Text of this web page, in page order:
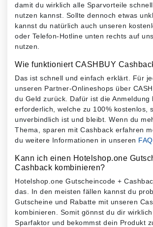
damit du wirklich alle Sparvorteile
nutzen kannst. Sollte dennoch etwas
kannst du natürlich auch unseren
oder Telefon-Hotline unten rechts auf
nutzen.
Wie funktioniert CASHBUY
Das ist schnell und einfach erklärt. Für
unseren Partner-Onlineshops über
du Geld zurück. Dafür ist die Anmeldung
erforderlich, welche zu 100% kostenlos,
unverbindlich ist und bleibt. Wenn du
Thema, sparen mit Cashback erfahren
du weitere Informationen in unseren
Kann ich einen Hotelshop.one
Cashback kombinieren?
Hotelshop.one Gutscheincode +
das. In den meisten fällen kannst du
Gutscheine und Rabatte mit unseren
kombinieren. Somit gönnst du dir
Sparfaktor und bekommst dein Produkt